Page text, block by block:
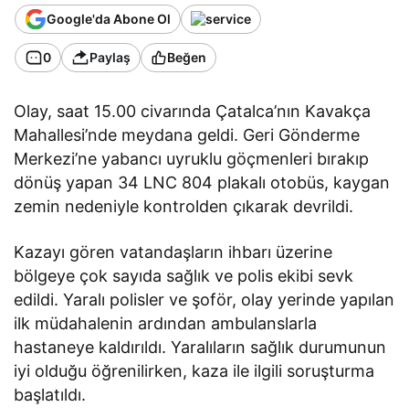
Google'da Abone Ol
0 Paylaş Beğen
Olay, saat 15.00 civarında Çatalca’nın Kavakça
Mahallesi’nde meydana geldi. Geri Gönderme
Merkezi’ne yabancı uyruklu göçmenleri bırakıp
dönüş yapan 34 LNC 804 plakalı otobüs, kaygan
zemin nedeniyle kontrolden çıkarak devrildi.
Kazayı gören vatandaşların ihbarı üzerine
bölgeye çok sayıda sağlık ve polis ekibi sevk
edildi. Yaralı polisler ve şoför, olay yerinde yapılan
ilk müdahalenin ardından ambulanslarla
hastaneye kaldırıldı. Yaralıların sağlık durumunun
iyi olduğu öğrenilirken, kaza ile ilgili soruşturma
başlatıldı.